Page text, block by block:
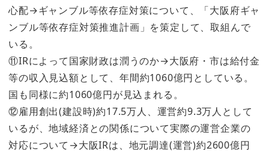
心配→ギャンブル等依存症対策について、「大阪府ギャ
ンブル等依存症対策推進計画」を策定して、取組んで
いる。
⑪IRによって国家財政は潤うのか→大阪府・市は給付金
等の収入見込額として、年間約1060億円としている。
国も同様に約1060億円が見込まれる。
⑫雇用創出(建設時)約17.5万人、運営約9.3万人として
いるが、地域経済との関係について実際の運営企業の
対応について→大阪IRは、地元調達(運営)約2600億円